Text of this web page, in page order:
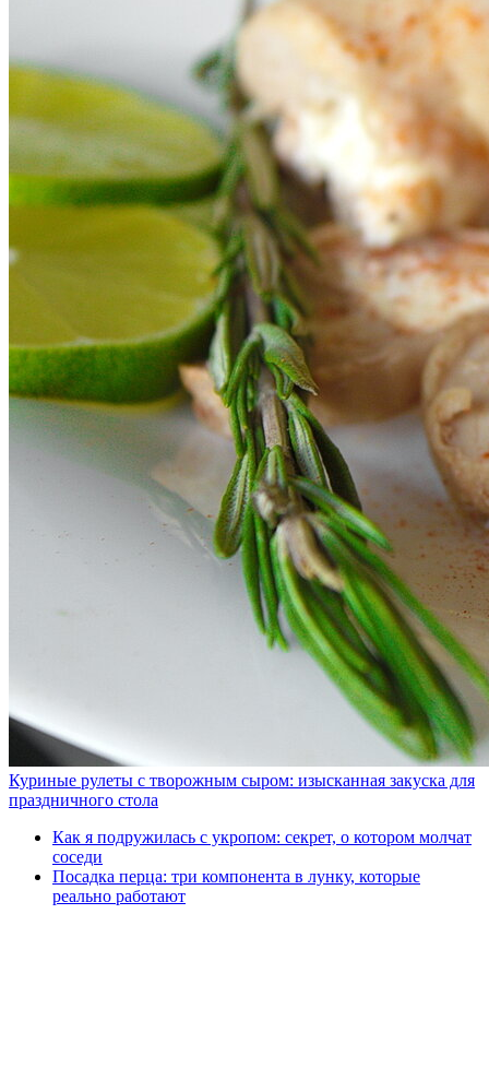
Куриные рулеты с творожным сыром: изысканная закуска для
праздничного стола
Как я подружилась с укропом: секрет, о котором молчат
соседи
Посадка перца: три компонента в лунку, которые
реально работают